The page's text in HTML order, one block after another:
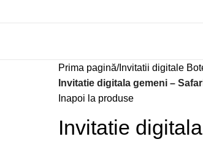
Prima pagină Invitatii digitale
Invitatie digitala gemeni –
Inapoi la produse
Invitatie